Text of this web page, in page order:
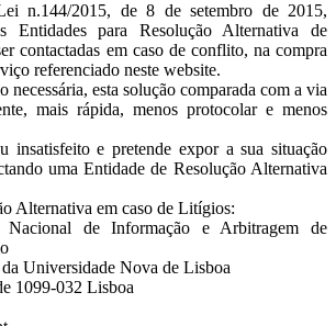
n.144/2015, de 8 de setembro de 2015,
Entidades para Resolução Alternativa de
contactadas em caso de conflito, na compra
referenciado neste website.
necessária, esta solução comparada com a via
mais rápida, menos protocolar e menos
insatisfeito e pretende expor a sua situação
uma Entidade de Resolução Alternativa
Alternativa em caso de Litígios:
de Informação e Arbitragem de
Universidade Nova de Lisboa
1099-032 Lisboa